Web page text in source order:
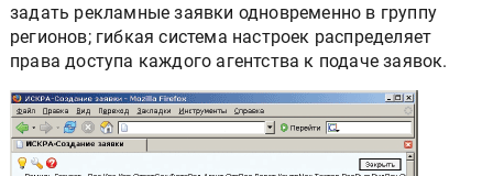
задать рекламные заявки одновременно в группу
регионов; гибкая система настроек распределяет
права доступа каждого агентства к подаче заявок.